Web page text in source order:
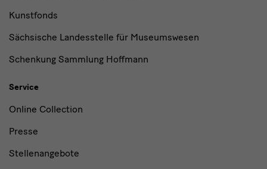
Kunstfonds
Sächsische Landesstelle für Museumswesen
Schenkung Sammlung Hoffmann
Service
Online Collection
Presse
Stellenangebote